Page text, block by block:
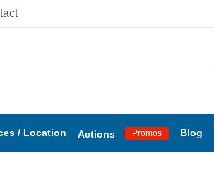
/ Location Actions Promos Blog